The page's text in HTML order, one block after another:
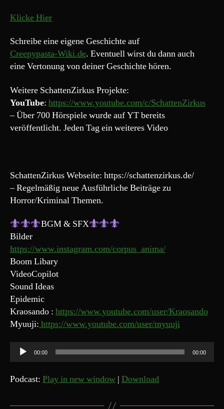
Klicke Hier
Schreibe eine eigene Geschichte auf
Creepypasta-Wiki.de. Eventuell wirst du dann auch
eine Vertonung von deiner Geschichte hören.
Weitere SchattenZirkus Projekte:
YouTube: https://www.youtube.com/c/SchattenZirkus
– Über 700 Hörspiele wurde auf YT bereits
veröffentlicht. Jeden Tag ein weiteres Video
SchattenZirkus Webseite: https://schattenzirkus.de/
– Regelmäßig neue Ausführliche Beiträge zu
Horror/Kriminal Themen.
BGM & SFX
Bilder
https://www.instagram.com/corpus_anima/
Boom Libary
VideoCopilot
Sound Ideas
Epidemic
Kraosando : https://www.youtube.com/user/Kraosando
Myuuji: https://www.youtube.com/user/myuuji
u
d
00:00 00:00
Podcast: Play in new window | Download